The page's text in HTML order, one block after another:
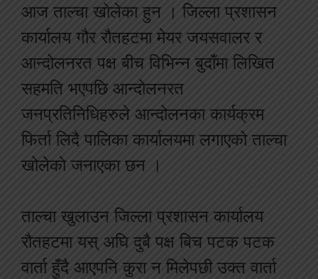
आज ताल्चा खोलेका हुन । जिल्ला प्रशासन
कार्यालय गौर रौतहटमा मेयर जयसवालर र
आन्दोलनरत पक्ष बीच विभिन्न बुदाँमा लिखित
सहमति भएपछि आन्दोलनरत
जनप्रतिनिधिहरुले आन्दोलनका कार्यक्रम
फिर्ता लिदै पालिका कार्यालयमा लगाएको ताल्चा
खोलेकाे जनाएका छन ।
ताल्चा खुलाउन जिल्ला प्रशासन कार्यालय
रौतहटमा यस् अघि दुबै पक्ष बिच पटक पटक
वार्ता हुँदै आएपनि कुरा न मिलेपछी उक्त वार्ता